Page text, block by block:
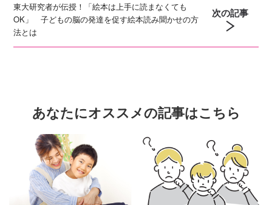
東大研究者が伝授！「絵本は上手に読まなくても
OK」 子どもの脳の発達を促す絵本読み聞かせの方
法とは
次の記事
あなたにオススメの記事はこちら